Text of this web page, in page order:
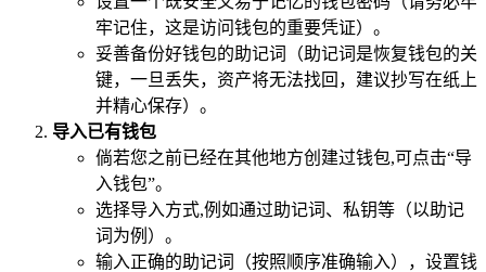
牢记住，这是访问钱包的重要凭证）。
妥善备份好钱包的助记词（助记词是恢复钱包的关
键，一旦丢失，资产将无法找回，建议抄写在纸上
并精心保存）。
导入已有钱包
倘若您之前已经在其他地方创建过钱包,可点击“导
入钱包”。
选择导入方式,例如通过助记词、私钥等（以助记
词为例）。
输入正确的助记词（按照顺序准确输入），设置钱